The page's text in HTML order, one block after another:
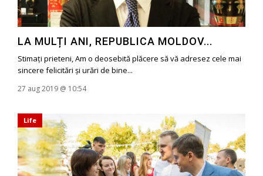
LA MULȚI ANI, REPUBLICA MOLDOV...
Stimați prieteni, Am o deosebită plăcere să vă adresez cele mai
sincere felicitări și urări de bine...
27 aug 2019 @ 10:54
Life